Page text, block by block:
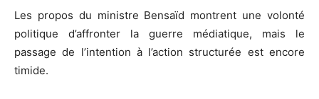
Les propos du ministre Bensaïd montrent une volonté
politique d’affronter la guerre médiatique, mais le
passage de l’intention à l’action structurée est encore
timide.